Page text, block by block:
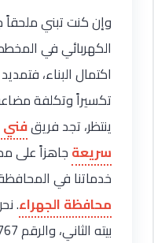
وإن كنت تبني
الكهربائي في
اكتمال البناء،
تكسيراً وتكلفة
ينتظر، تجد فريقفني
سريعة جاهزاً على
خدماتنا في
محافظة الجهراء.